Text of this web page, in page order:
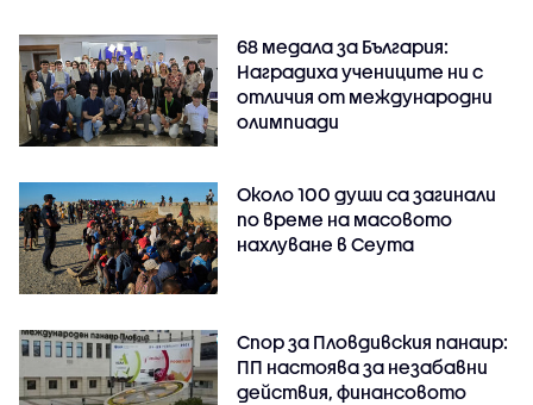
68 медала за България:
Наградиха учениците ни с
отличия от международни
олимпиади
Около 100 души са загинали
по време на масовото
нахлуване в Сеута
Спор за Пловдивския панаир:
ПП настоява за незабавни
действия, финансовото